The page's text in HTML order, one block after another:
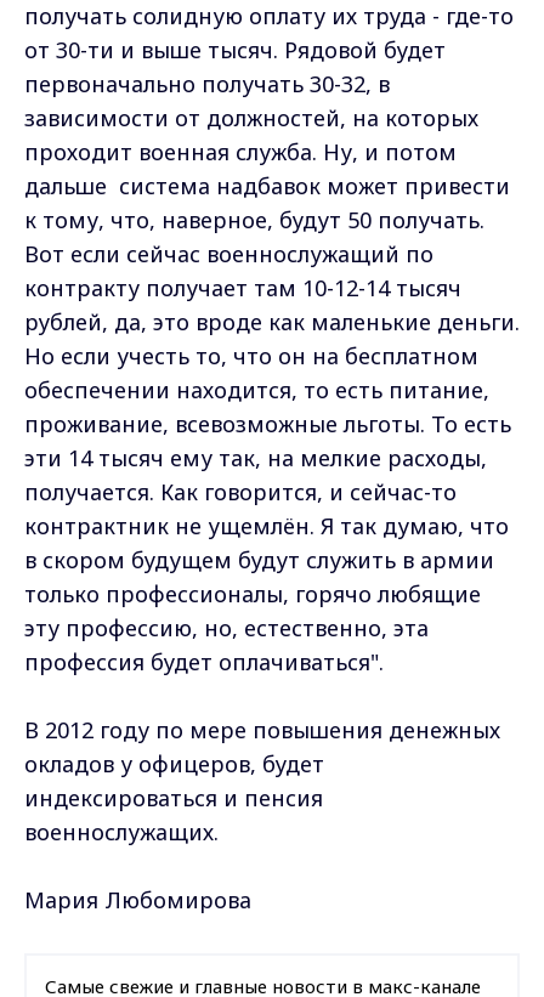
получать солидную оплату их труда - где-то
от 30-ти и выше тысяч. Рядовой будет
первоначально получать 30-32, в
зависимости от должностей, на которых
проходит военная служба. Ну, и потом
дальше система надбавок может привести
к тому, что, наверное, будут 50 получать.
Вот если сейчас военнослужащий по
контракту получает там 10-12-14 тысяч
рублей, да, это вроде как маленькие деньги.
Но если учесть то, что он на бесплатном
обеспечении находится, то есть питание,
проживание, всевозможные льготы. То есть
эти 14 тысяч ему так, на мелкие расходы,
получается. Как говорится, и сейчас-то
контрактник не ущемлён. Я так думаю, что
в скором будущем будут служить в армии
только профессионалы, горячо любящие
эту профессию, но, естественно, эта
профессия будет оплачиваться".
В 2012 году по мере повышения денежных
окладов у офицеров, будет
индексироваться и пенсия
военнослужащих.
Мария Любомирова
Самые свежие и главные новости в макс-канале